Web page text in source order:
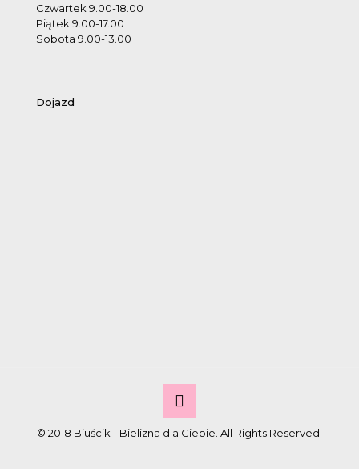
Czwartek 9.00-18.00
Piątek 9.00-17.00
Sobota 9.00-13.00
Dojazd
© 2018 Biuścik - Bielizna dla Ciebie. All Rights Reserved.